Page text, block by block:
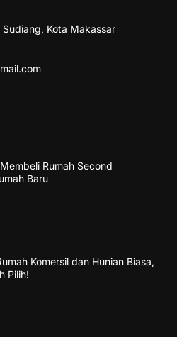
Kota Makassar
Rumah Second
Baru
Komersil dan Hunian Biasa,
Pilih!